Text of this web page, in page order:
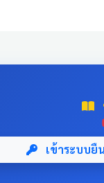
single:hover { transform: translateY(-8px);
subtitle { font-size: 16px; opacity: 0.9; z-index:
1; margin-top: 10px; } .news-card-single::after {
เข้าระบบ